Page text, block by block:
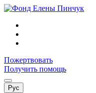
Пожертвовать
Получить помощь
Рус